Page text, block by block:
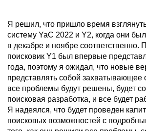
Я решил, что пришло время
систему YaC 2022 и Y2, когда они
в декабре и ноябре соответственно.
поисковик Y1 был впервые
года, поэтому я ожидал, что новые
представлять собой захватывающее
все проблемы будут решены, будет
поисковая разработка, и все будет
Я надеялся, что будет проведен
поисковых возможностей с